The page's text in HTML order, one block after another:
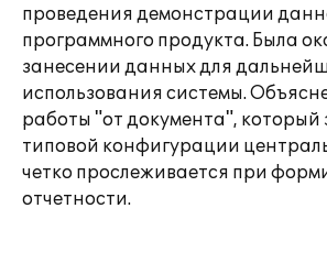
проведения демонстрации
программного продукта. Была
занесении данных для
использования системы.
работы "от документа", который
типовой конфигурации
четко прослеживается при
отчетности.